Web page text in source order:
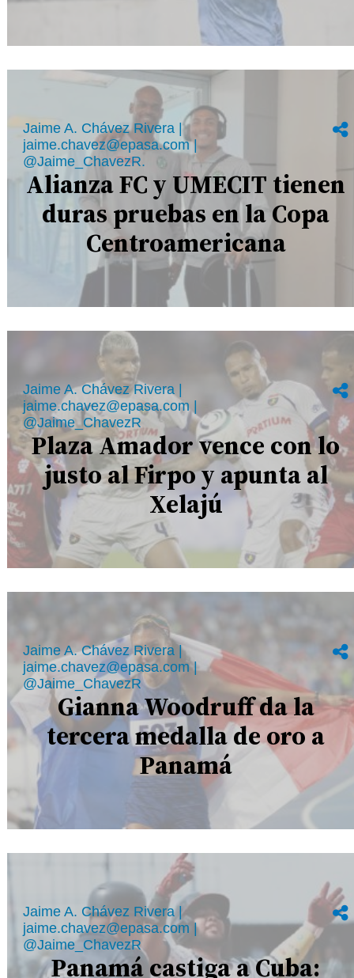
Jaime A. Chávez Rivera |
jaime.chavez@epasa.com |
@Jaime_ChavezR.
Alianza FC y UMECIT tienen
duras pruebas en la Copa
Centroamericana
Jaime A. Chávez Rivera |
jaime.chavez@epasa.com |
@Jaime_ChavezR
Plaza Amador vence con lo
justo al Firpo y apunta al
Xelajú
Jaime A. Chávez Rivera |
jaime.chavez@epasa.com |
@Jaime_ChavezR
Gianna Woodruff da la
tercera medalla de oro a
Panamá
Jaime A. Chávez Rivera |
jaime.chavez@epasa.com |
@Jaime_ChavezR
Panamá castiga a Cuba: